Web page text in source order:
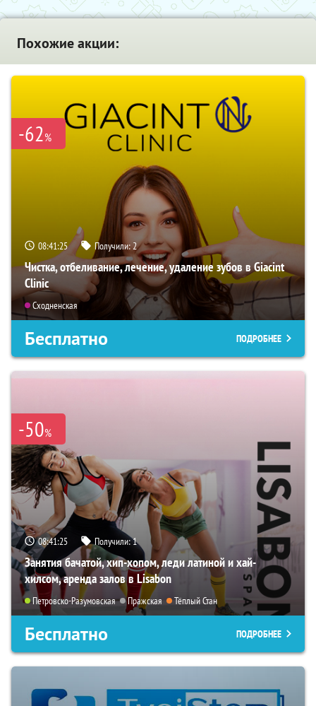
Похожие акции:
-62%
08:41:24 Получили:2
Чистка, отбеливание, лечение, удаление зубов в Giacint
Clinic
Сходненская
Бесплатно ПОДРОБНЕЕ
-50%
08:41:24 Получили:1
Занятия бачатой, хип-хопом, леди латиной и хай-
хилсом, аренда залов в Lisabon
Петровско-Разумовская Пражская Тёплый Стан
Бесплатно ПОДРОБНЕЕ